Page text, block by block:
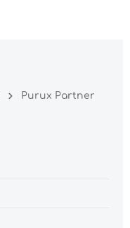
Purux Partner